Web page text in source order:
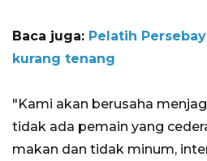
Baca juga: Pelatih
kurang tenang
"Kami akan berusaha
tidak ada pemain yang
makan dan tidak minum,